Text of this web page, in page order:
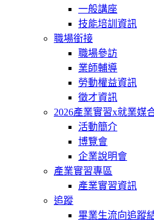
一般講座
技能培訓資訊
職場銜接
職場參訪
業師輔導
勞動權益資訊
徵才資訊
2026產業實習x就業媒
活動簡介
博覽會
企業說明會
產業實習專區
產業實習資訊
追蹤
畢業生流向追蹤